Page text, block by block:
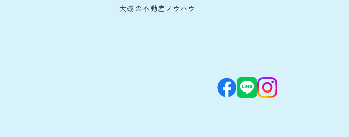
大磯の不動産ノウハウ